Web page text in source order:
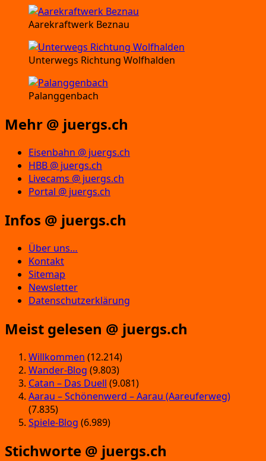
Aarekraftwerk Beznau
Unterwegs Richtung Wolfhalden
Palanggenbach
Mehr @ juergs.ch
Eisenbahn @ juergs.ch
HBB @ juergs.ch
Livecams @ juergs.ch
Portal @ juergs.ch
Infos @ juergs.ch
Über uns…
Kontakt
Sitemap
Newsletter
Datenschutzerklärung
Meist gelesen @ juergs.ch
Willkommen (12.214)
Wander-Blog (9.803)
Catan – Das Duell (9.081)
Aarau – Schönenwerd – Aarau (Aareuferweg)
(7.835)
Spiele-Blog (6.989)
Stichworte @ juergs.ch